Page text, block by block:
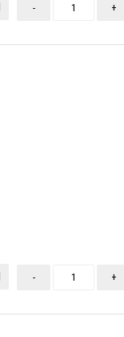
- +
- +